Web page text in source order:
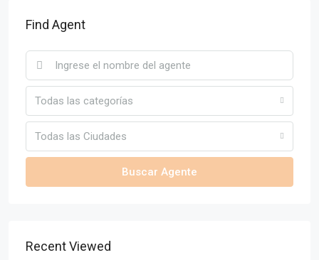
Find Agent
Todas las categorías
Todas las Ciudades
Buscar Agente
Recent Viewed